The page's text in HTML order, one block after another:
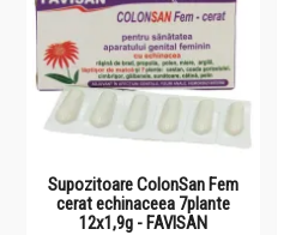
Supozitoare ColonSan Fem
cerat echinaceea 7plante
12x1,9g - FAVISAN